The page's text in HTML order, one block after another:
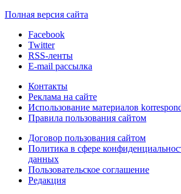
Полная версия сайта
Facebook
Twitter
RSS-ленты
E-mail рассылка
Контакты
Реклама на сайте
Использование материалов
Правила пользования сайтом
Договор пользования сайтом
Политика в сфере
данных
Пользовательское соглашение
Редакция